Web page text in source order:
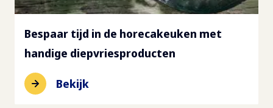
Bespaar tijd in de horecakeuken met
handige diepvriesproducten
Bekijk